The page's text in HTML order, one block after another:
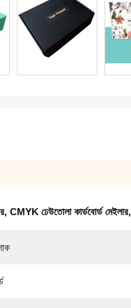
, CMYK ঢেউতোলা কার্ডবোর্ড মেইলার,